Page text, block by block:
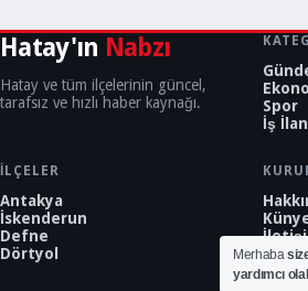
Hatay'ın Nabzı
Hatay ve tüm ilçelerinin güncel,
tarafsız ve hızlı haber kaynağı.
Spor
İş
İLÇELER
Antakya
İskenderun
Defne
Dörtyol
Merhaba
yardımcı